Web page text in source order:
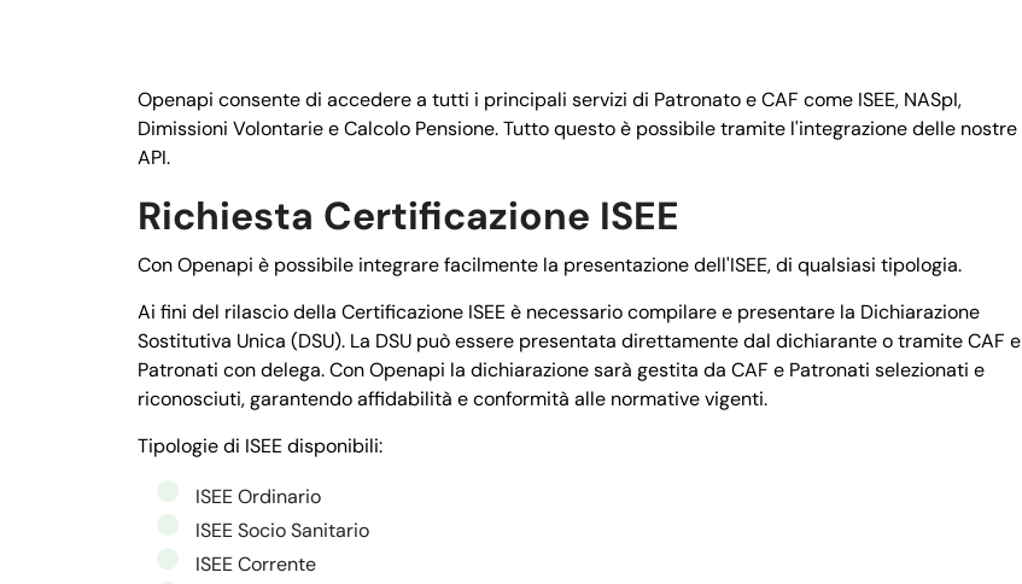
Openapi consente di accedere a tutti i principali servizi di Patronato e CAF come ISEE, NASpI,
Dimissioni Volontarie e Calcolo Pensione. Tutto questo è possibile tramite l'integrazione delle nostre
API.
Richiesta Certificazione ISEE
Con Openapi è possibile integrare facilmente la presentazione dell'ISEE, di qualsiasi tipologia.
Ai fini del rilascio della Certificazione ISEE è necessario compilare e presentare la Dichiarazione
Sostitutiva Unica (DSU). La DSU può essere presentata direttamente dal dichiarante o tramite CAF e
Patronati con delega. Con Openapi la dichiarazione sarà gestita da CAF e Patronati selezionati e
riconosciuti, garantendo affidabilità e conformità alle normative vigenti.
Tipologie di ISEE disponibili:
ISEE Ordinario
ISEE Socio Sanitario
ISEE Corrente